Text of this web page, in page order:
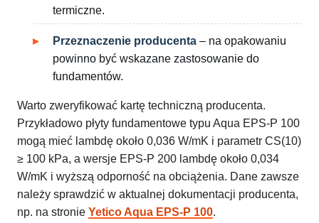
termiczne.
Przeznaczenie producenta – na opakowaniu
powinno być wskazane zastosowanie do
fundamentów.
Warto zweryfikować kartę techniczną producenta.
Przykładowo płyty fundamentowe typu Aqua EPS-P 100
mogą mieć lambdę około 0,036 W/mK i parametr CS(10)
≥ 100 kPa, a wersje EPS-P 200 lambdę około 0,034
W/mK i wyższą odporność na obciążenia. Dane zawsze
należy sprawdzić w aktualnej dokumentacji producenta,
np. na stronie Yetico Aqua EPS-P 100.